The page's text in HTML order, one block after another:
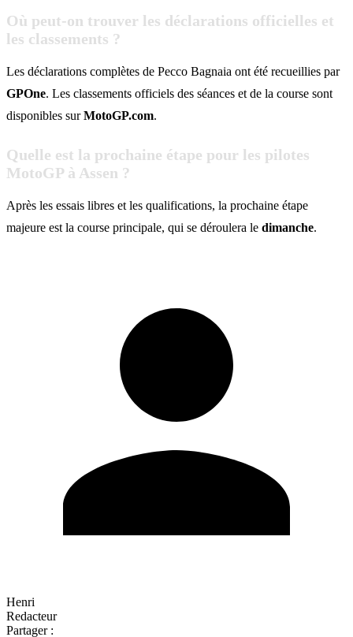
Où peut-on trouver les déclarations officielles et
les classements ?
Les déclarations complètes de Pecco Bagnaia ont été recueillies par
GPOne. Les classements officiels des séances et de la course sont
disponibles surMotoGP.com.
Quelle est la prochaine étape pour les pilotes
MotoGP à Assen ?
Après les essais libres et les qualifications, la prochaine étape
majeure est la course principale, qui se déroulera le dimanche.
Henri
Redacteur
Partager :